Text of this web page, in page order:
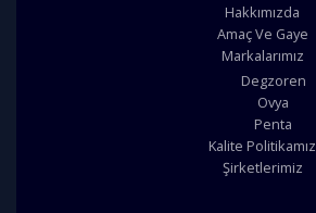
Hakkımızda
Amaç Ve Gaye
Markalarımız
Degzoren
Ovya
Penta
Kalite Politikamız
Şirketlerimiz